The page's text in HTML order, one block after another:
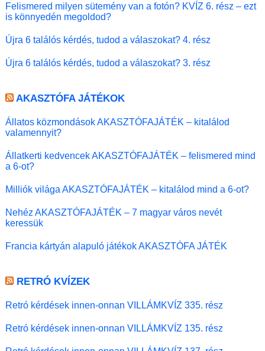
Felismered milyen sütemény van a fotón? KVÍZ 6. rész – ezt
is könnyedén megoldod?
Újra 6 találós kérdés, tudod a válaszokat? 4. rész
Újra 6 találós kérdés, tudod a válaszokat? 3. rész
AKASZTÓFA JÁTÉKOK
Állatos közmondások AKASZTÓFAJÁTÉK – kitalálod
valamennyit?
Állatkerti kedvencek AKASZTÓFAJÁTÉK – felismered mind
a 6-ot?
Milliók világa AKASZTÓFAJÁTÉK – kitalálod mind a 6-ot?
Nehéz AKASZTÓFAJÁTÉK – 7 magyar város nevét
keressük
Francia kártyán alapuló játékok AKASZTÓFA JÁTÉK
RETRÓ KVÍZEK
Retró kérdések innen-onnan VILLÁMKVÍZ 335. rész
Retró kérdések innen-onnan VILLÁMKVÍZ 135. rész